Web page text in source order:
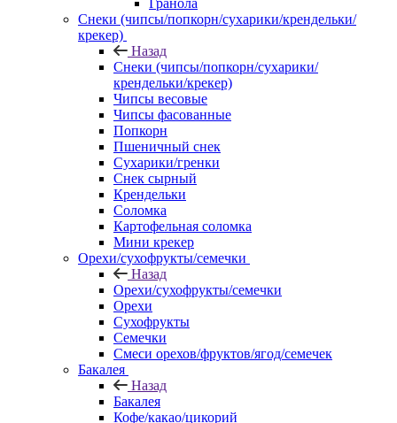
Гранола
Снеки (чипсы/попкорн/сухарики/крендельки/
крекер)
Назад
Снеки (чипсы/попкорн/сухарики/
крендельки/крекер)
Чипсы весовые
Чипсы фасованные
Попкорн
Пшеничный снек
Сухарики/гренки
Снек сырный
Крендельки
Соломка
Картофельная соломка
Мини крекер
Орехи/сухофрукты/семечки
Назад
Орехи/сухофрукты/семечки
Орехи
Сухофрукты
Семечки
Смеси орехов/фруктов/ягод/семечек
Бакалея
Назад
Бакалея
Кофе/какао/цикорий